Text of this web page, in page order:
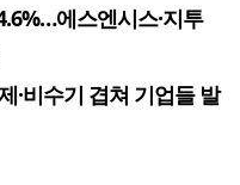
에스엔시스·지투
·비수기 겹쳐 기업들 발